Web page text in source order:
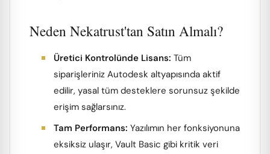
Neden Nekatrust'tan Satın Almalı?
Üretici Kontrolünde Lisans: Tüm
siparişleriniz Autodesk altyapısında aktif
edilir, yasal tüm desteklere sorunsuz şekilde
erişim sağlarsınız.
Tam Performans: Yazılımın her fonksiyonuna
eksiksiz ulaşır, Vault Basic gibi kritik veri